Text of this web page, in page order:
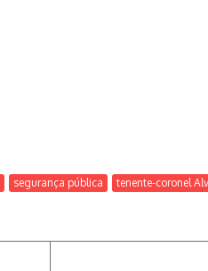
segurança pública tenente-coronel